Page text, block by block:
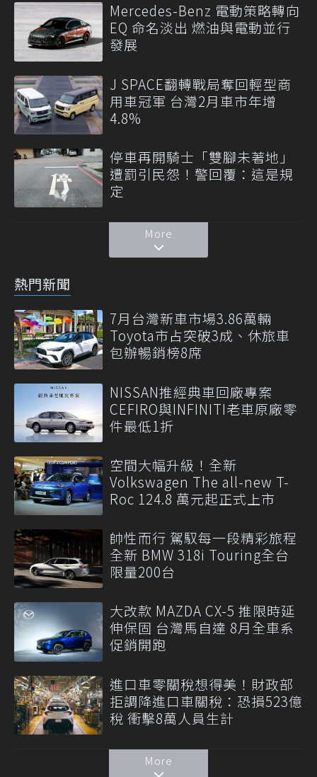
Mercedes-Benz 電動策略轉向
EQ 命名淡出 燃油與電動並行
發展
J SPACE翻轉戰局奪回輕型商
用車冠軍 台灣2月車市年增
4.8%
停車再開騎士「雙腳未著地」
遭罰引民怨！警回覆：這是規
定
More
熱門新聞
7月台灣新車市場3.86萬輛
Toyota市占突破3成、休旅車
包辦暢銷榜8席
NISSAN推經典車回廠專案
CEFIRO與INFINITI老車原廠零
件最低1折
空間大幅升級！全新
Volkswagen The all-new T-
Roc 124.8 萬元起正式上市
帥性而行 駕馭每一段精彩旅程
全新 BMW 318i Touring全台
限量200台
大改款 MAZDA CX-5 推限時延
伸保固 台灣馬自達 8月全車系
促銷開跑
進口車零關稅想得美！財政部
拒調降進口車關稅：恐損523億
稅 衝擊8萬人員生計
More